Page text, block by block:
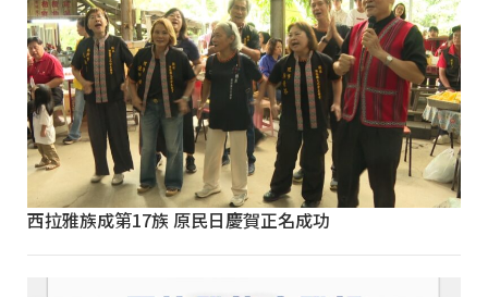
西拉雅族成第17族 原民日慶賀正名成功